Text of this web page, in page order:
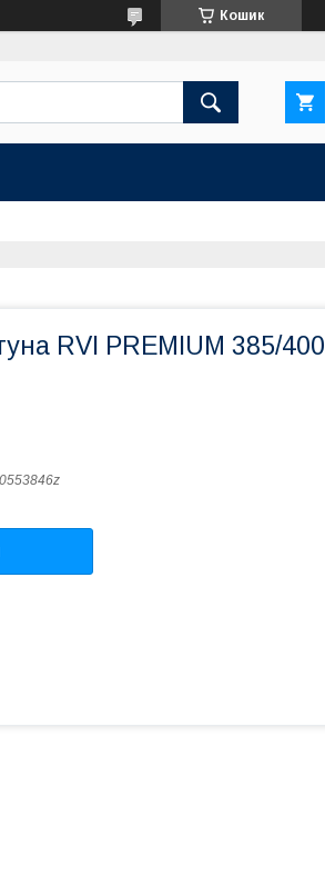
Кошик
RVI PREMIUM 385/400